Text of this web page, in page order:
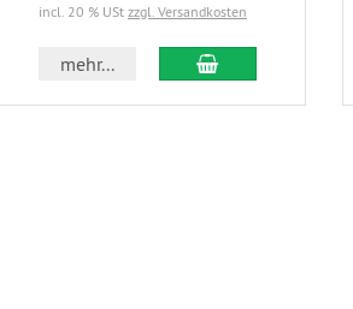
incl. 20 % USt zzgl. Versandkosten
mehr... In den Warenkorb